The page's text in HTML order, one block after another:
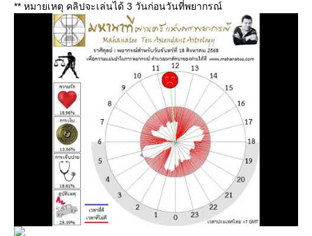
** หมายเหตุ คลิปจะเล่นได้ 3 วันก่อนวันที่พยากรณ์